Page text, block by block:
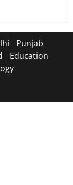
Punjab
Education